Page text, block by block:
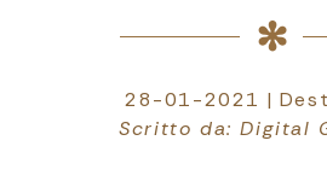
28-01-2021 |
Scritto da: Digital